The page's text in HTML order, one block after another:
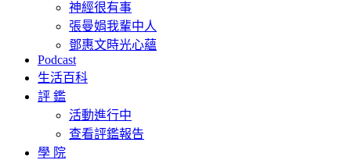
神經很有事
張曼娟我輩中人
鄧惠文時光心蘊
Podcast
生活百科
評 鑑
活動進行中
查看評鑑報告
學 院